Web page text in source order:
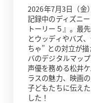
2026年7月3日（金
記録中のディズニ
トーリー５』。最
とウッディやバズ
ちゃ” との対立が
バのデジタルマッ
声優を務める松井
ラスの魅力、映画
子どもたちに伝え
した！